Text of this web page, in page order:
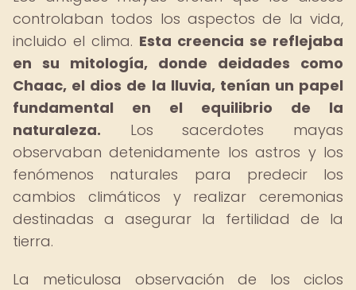
controlaban todos los aspectos de la vida,
incluido el clima. Esta creencia se reflejaba
en su mitología, donde deidades como
Chaac, el dios de la lluvia, tenían un papel
fundamental en el equilibrio de la
naturaleza. Los sacerdotes mayas
observaban detenidamente los astros y los
fenómenos naturales para predecir los
cambios climáticos y realizar ceremonias
destinadas a asegurar la fertilidad de la
tierra.
La meticulosa observación de los ciclos